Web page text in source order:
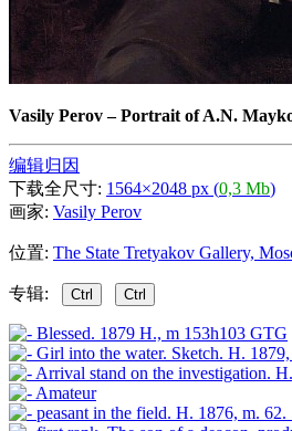
Vasily Perov–Portrait of A.N.
编辑归因
下载全尺寸: 1564×2048 px (0,3 Mb)
画家: Vasily Perov
位置: The State Tretyakov Gallery,
专辑: Ctrl Ctrl